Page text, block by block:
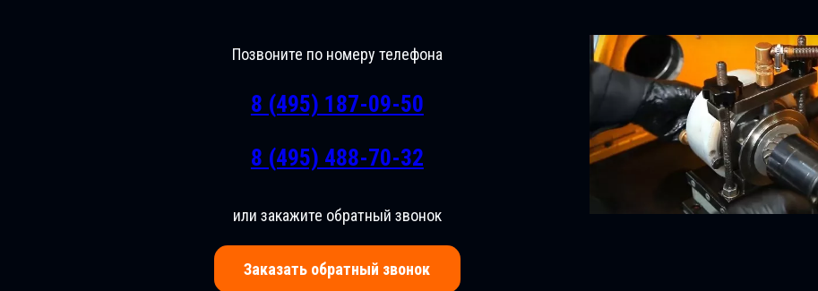
Позвоните по номеру телефона
8 (495) 187-09-50
8 (495) 488-70-32
или закажите обратный звонок
Заказать обратный звонок